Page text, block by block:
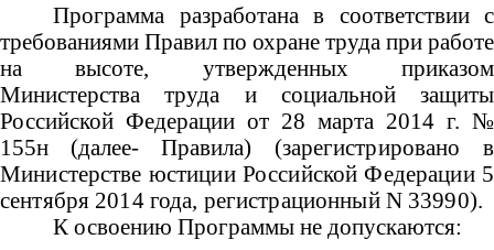
Программа разработана в соответствии с
требованиями Правил по охране труда при работе
на высоте, утвержденных приказом
Министерства труда и социальной защиты
Российской Федерации от 28 марта 2014 г. №
155н (далее- Правила) (зарегистрировано в
Министерстве юстиции Российской Федерации 5
сентября 2014 года, регистрационный N 33990).
К освоению Программы не допускаются: